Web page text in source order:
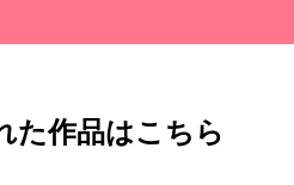
た作品はこちら